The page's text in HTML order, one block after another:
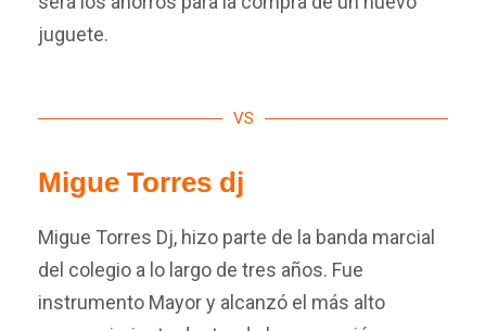
juguete.
VS
Migue Torres dj
Migue Torres Dj, hizo parte de la banda marcial
del colegio a lo largo de tres años. Fue
instrumento Mayor y alcanzó el más alto